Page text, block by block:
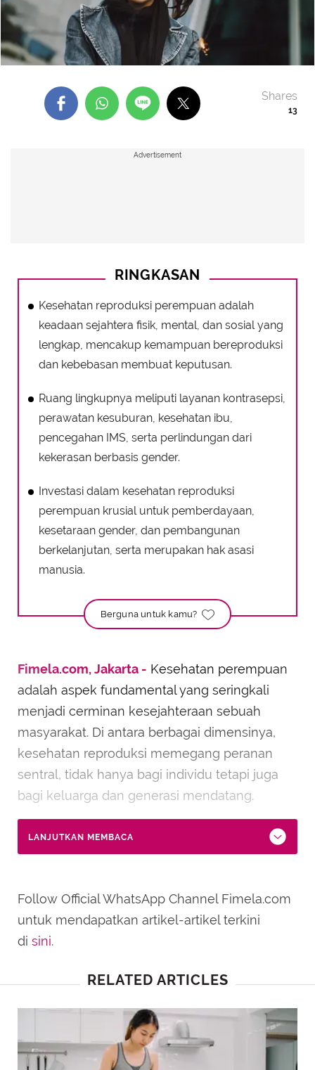
13
Shares
Advertisement
RINGKASAN
Kesehatan reproduksi perempuan adalah
keadaan sejahtera fisik, mental, dan sosial yang
lengkap, mencakup kemampuan bereproduksi
dan kebebasan membuat keputusan.
Ruang lingkupnya meliputi layanan kontrasepsi,
perawatan kesuburan, kesehatan ibu,
pencegahan IMS, serta perlindungan dari
kekerasan berbasis gender.
Investasi dalam kesehatan reproduksi
perempuan krusial untuk pemberdayaan,
kesetaraan gender, dan pembangunan
berkelanjutan, serta merupakan hak asasi
manusia.
Berguna untuk kamu?
Fimela.com, Jakarta - Kesehatan perempuan
adalah aspek fundamental yang seringkali
menjadi cerminan kesejahteraan sebuah
masyarakat. Di antara berbagai dimensinya,
kesehatan reproduksi memegang peranan
sentral, tidak hanya bagi individu tetapi juga
bagi keluarga dan generasi mendatang.
LANJUTKAN MEMBACA
Follow Official WhatsApp Channel Fimela.com
untuk mendapatkan artikel-artikel terkini
di sini.
RELATED ARTICLES